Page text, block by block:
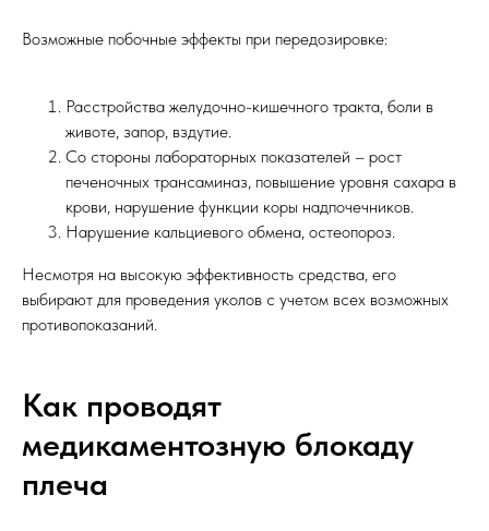
Возможные побочные эффекты при передозировке:
Расстройства желудочно-кишечного тракта, боли в
животе, запор, вздутие.
Со стороны лабораторных показателей – рост
печеночных трансаминаз, повышение уровня сахара в
крови, нарушение функции коры надпочечников.
Нарушение кальциевого обмена, остеопороз.
Несмотря на высокую эффективность средства, его
выбирают для проведения уколов с учетом всех возможных
противопоказаний.
Как проводят
медикаментозную блокаду
плеча